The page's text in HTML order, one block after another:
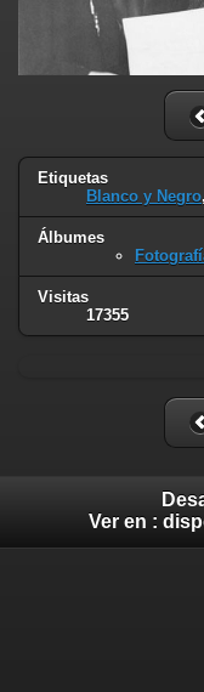
Etiquetas
Blanco y Negro,
Álbumes
Visitas
17355
Ver en :